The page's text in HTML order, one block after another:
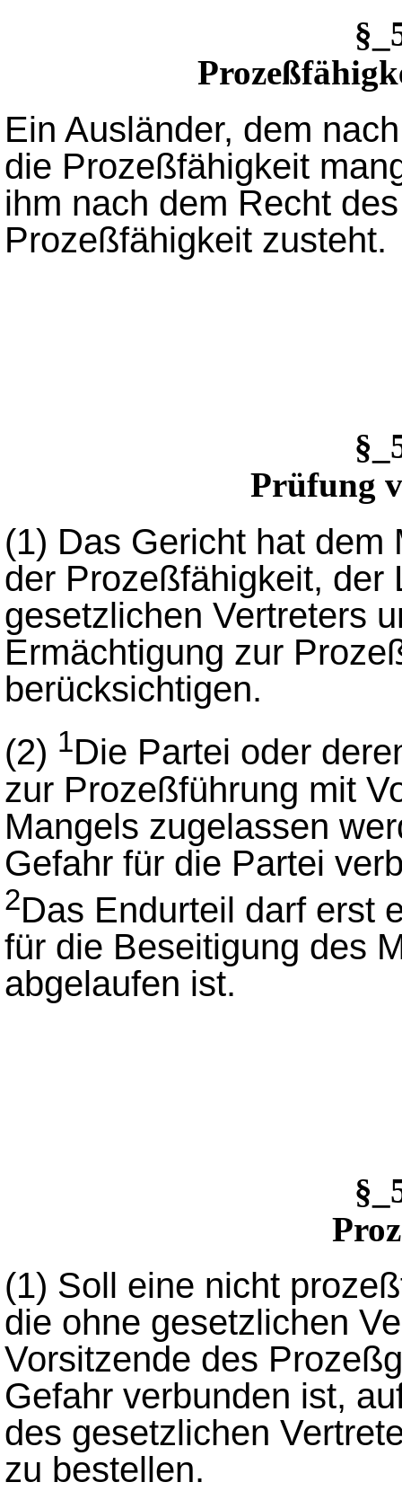
Ein Ausländer, dem
die Prozeßfähigkeit
ihm nach dem Recht
Prozeßfähigkeit zusteht.
Prüfung
(1) Das Gericht hat dem
der Prozeßfähigkeit, der
gesetzlichen Vertreters
Ermächtigung zur
berücksichtigen.
(2) 1Die Partei oder
zur Prozeßführung mit
Mangels zugelassen
Gefahr für die Partei
2Das Endurteil darf erst
für die Beseitigung des
abgelaufen ist.
(1) Soll eine nicht
die ohne gesetzlichen
Vorsitzende des
Gefahr verbunden ist,
des gesetzlichen
zu bestellen.